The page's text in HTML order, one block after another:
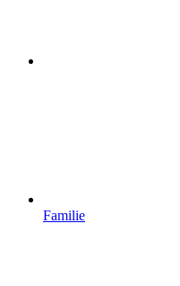
Familie